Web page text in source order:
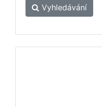
Vyhledávání